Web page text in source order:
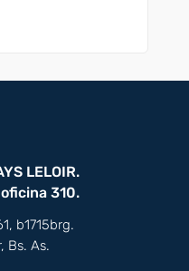
LELOIR.
310.
b1715brg.
Bs. As.